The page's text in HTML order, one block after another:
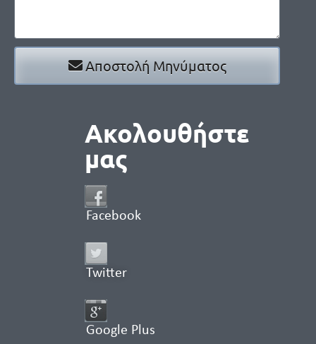
Αποστολή Μηνύματος
Ακολουθήστε
μας
Facebook
Twitter
Google Plus